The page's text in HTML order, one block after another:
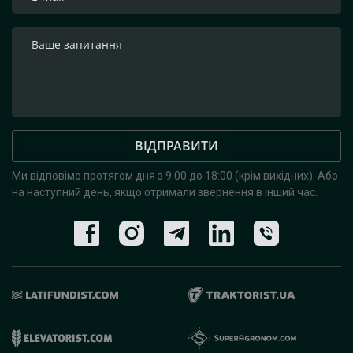
ВІДПРАВИТИ
Ми відповімо протягом дня з 9:00 до 18:00 (крім вихідних). Або
на наступний день, якщо отримали звернення в інший час.